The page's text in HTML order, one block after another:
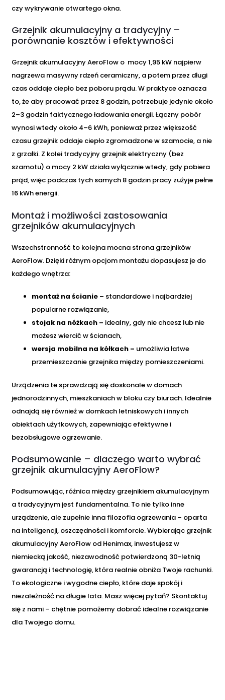
czy wykrywanie otwartego okna.
Grzejnik akumulacyjny a tradycyjny –
porównanie kosztów i efektywności
Grzejnik akumulacyjny AeroFlow o mocy 1,95 kW najpierw
nagrzewa masywny rdzeń ceramiczny, a potem przez długi
czas oddaje ciepło bez poboru prądu. W praktyce oznacza
to, że aby pracować przez 8 godzin, potrzebuje jedynie około
2–3 godzin faktycznego ładowania energii. Łączny pobór
wynosi wtedy około 4–6 kWh, ponieważ przez większość
czasu grzejnik oddaje ciepło zgromadzone w szamocie, a nie
z grzałki. Z kolei tradycyjny grzejnik elektryczny (bez
szamotu) o mocy 2 kW działa wyłącznie wtedy, gdy pobiera
prąd, więc podczas tych samych 8 godzin pracy zużyje pełne
16 kWh energii.
Montaż i możliwości zastosowania
grzejników akumulacyjnych
Wszechstronność to kolejna mocna strona grzejników
AeroFlow. Dzięki różnym opcjom montażu dopasujesz je do
każdego wnętrza:
montaż na ścianie – standardowe i najbardziej
popularne rozwiązanie,
stojak na nóżkach – idealny, gdy nie chcesz lub nie
możesz wiercić w ścianach,
wersja mobilna na kółkach – umożliwia łatwe
przemieszczanie grzejnika między pomieszczeniami.
Urządzenia te sprawdzają się doskonale w domach
jednorodzinnych, mieszkaniach w bloku czy biurach. Idealnie
odnajdą się również w domkach letniskowych i innych
obiektach użytkowych, zapewniając efektywne i
bezobsługowe ogrzewanie.
Podsumowanie – dlaczego warto wybrać
grzejnik akumulacyjny AeroFlow?
Podsumowując, różnica między grzejnikiem akumulacyjnym
a tradycyjnym jest fundamentalna. To nie tylko inne
urządzenie, ale zupełnie inna filozofia ogrzewania – oparta
na inteligencji, oszczędności i komforcie. Wybierając grzejnik
akumulacyjny AeroFlow od Henimax, inwestujesz w
niemiecką jakość, niezawodność potwierdzoną 30-letnią
gwarancją i technologię, która realnie obniża Twoje rachunki.
To ekologiczne i wygodne ciepło, które daje spokój i
niezależność na długie lata. Masz więcej pytań? Skontaktuj
się z nami – chętnie pomożemy dobrać idealne rozwiązanie
dla Twojego domu.